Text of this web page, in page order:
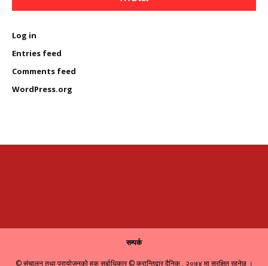
Log in
Entries feed
Comments feed
WordPress.org
सम्पर्क
© संचालन तथा प्रायोजनको हक सर्बाधिकार © क्रान्तिद्वार दैनिक , २०७४ मा सुरक्षित रहनेछ ।